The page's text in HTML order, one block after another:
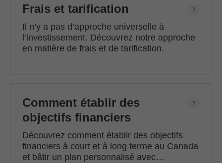
Frais et tarification
Il n’y a pas d’approche universelle à
l’investissement. Découvrez notre approche
en matière de frais et de tarification.
Comment établir des
objectifs financiers
Découvrez comment établir des objectifs
financiers à court et à long terme au Canada
et bâtir un plan personnalisé avec